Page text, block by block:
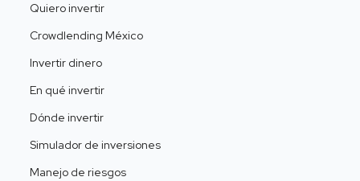
Quiero invertir
Crowdlending México
Invertir dinero
En qué invertir
Dónde invertir
Simulador de inversiones
Manejo de riesgos